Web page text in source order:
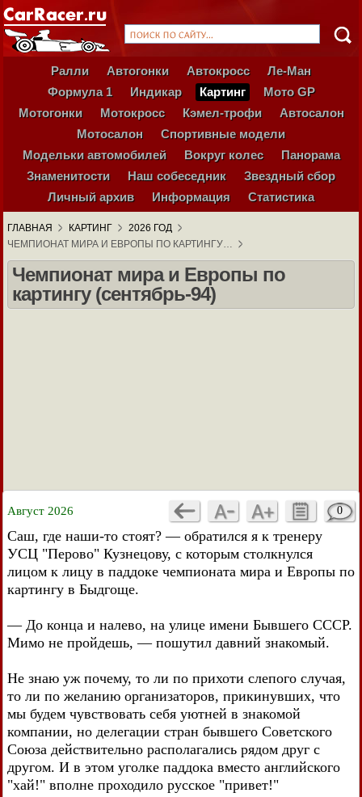
Ралли Автогонки Автокросс
Ле-Ман
Формула 1
Индикар Картинг
Мото GP
Мотогонки
Мотокросс Кэмел-трофи
Автосалон
Мотосалон
Спортивные модели
Модельки автомобилей
Вокруг колес
Панорама
Знаменитости
Наш собеседник
Звездный сбор
Личный архив
Информация Статистика
ГЛАВНАЯ КАРТИНГ
2026 ГОД
ЧЕМПИОНАТ МИРА И ЕВРОПЫ ПО КАРТИНГУ…
Чемпионат мира и Европы по
картингу (сентябрь-94)
Август 2026 0
Cаш, где наши-то стоят? — обратился я к тренеру
УСЦ "Перово" Кузнецову, с которым столкнулся
лицом к лицу в паддоке чемпионата мира и Европы по
картингу в Быдгоще.
— До конца и налево, на улице имени Бывшего СССР.
Мимо не пройдешь, — пошутил давний знакомый.
Не знаю уж почему, то ли по прихоти слепого случая,
то ли по желанию организаторов, прикинувших, что
мы будем чувствовать себя уютней в знакомой
компании, но делегации стран бывшего Советского
Союза действительно располагались рядом друг с
другом. И в этом уголке паддока вместо английского
"хай!" вполне проходило русское "привет!"